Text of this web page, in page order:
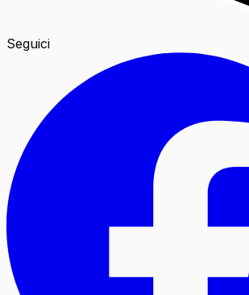
Seguici